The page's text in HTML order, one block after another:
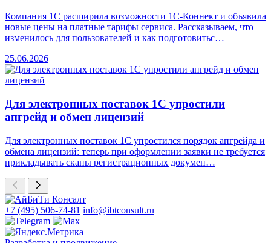
Компания 1С расширила возможности 1С-Коннект и объявила
новые цены на платные тарифы сервиса. Рассказываем, что
изменилось для пользователей и как подготовитьс…
25.06.2026
Для электронных поставок 1С упростили
апгрейд и обмен лицензий
Для электронных поставок 1С упростился порядок апгрейда и
обмена лицензий: теперь при оформлении заявки не требуется
прикладывать сканы регистрационных докумен…
+7 (495) 506-74-81 info@ibtconsult.ru